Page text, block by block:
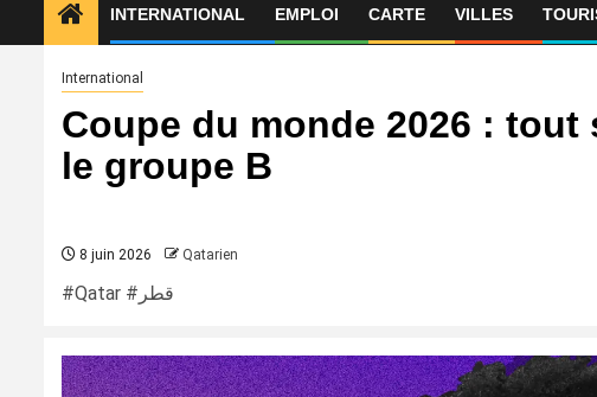
INTERNATIONAL EMPLOI CARTE VILLES
International
Coupe du monde 2026 :
le groupe B
8 juin 2026 Qatarien
#Qatar #قطر